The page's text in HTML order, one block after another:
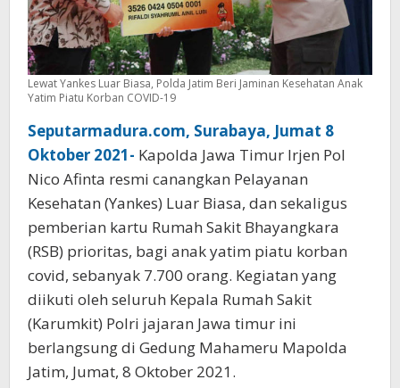
Lewat Yankes Luar Biasa, Polda Jatim Beri Jaminan Kesehatan Anak
Yatim Piatu Korban COVID-19
Seputarmadura.com, Surabaya, Jumat 8
Oktober 2021- Kapolda Jawa Timur Irjen Pol
Nico Afinta resmi canangkan Pelayanan
Kesehatan (Yankes) Luar Biasa, dan sekaligus
pemberian kartu Rumah Sakit Bhayangkara
(RSB) prioritas, bagi anak yatim piatu korban
covid, sebanyak 7.700 orang. Kegiatan yang
diikuti oleh seluruh Kepala Rumah Sakit
(Karumkit) Polri jajaran Jawa timur ini
berlangsung di Gedung Mahameru Mapolda
Jatim, Jumat, 8 Oktober 2021.